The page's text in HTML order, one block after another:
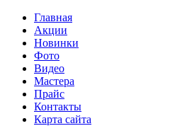
Главная
Акции
Новинки
Фото
Видео
Мастера
Прайс
Контакты
Карта сайта